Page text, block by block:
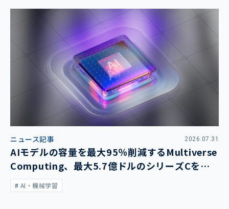
ニュース記事 2026.07.31
AIモデルの容量を最大95％削減するMultiverse
Computing、最大5.7億ドルのシリーズCを発
表AI・機械学習